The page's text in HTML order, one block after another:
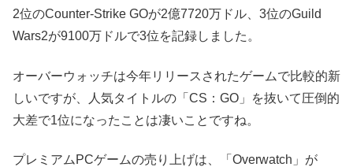
2位のCounter-Strike GOが2億7720万ドル、3位のGuild
Wars2が9100万ドルで3位を記録しました。
オーバーウォッチは今年リリースされたゲームで比較的新
しいですが、人気タイトルの「CS：GO」を抜いて圧倒的
大差で1位になったことは凄いことですね。
プレミアムPCゲームの売り上げは、「Overwatch」が